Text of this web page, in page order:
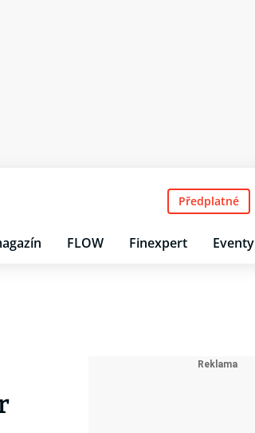
FLOW Finexpert Eventy
Předplatné